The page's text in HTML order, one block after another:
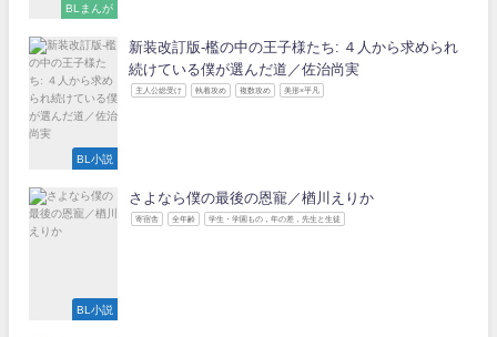
BLまんが
BL小説
新装改訂版-檻の中の王子様たち: ４人から求められ
続けている僕が選んだ道／佐治尚実
主人公総受け 執着攻め 複数攻め 美形×平凡
BL小説
さよなら僕の最後の恩寵／楢川えりか
寄宿舎 全年齢 学生・学園もの，年の差，先生と生徒